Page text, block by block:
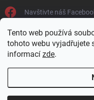
Tento web používá
tohoto webu vyjadřujete
informací zde.
Navštivte náš
jezek_sport_np/
Copyright 2026Ježek sport